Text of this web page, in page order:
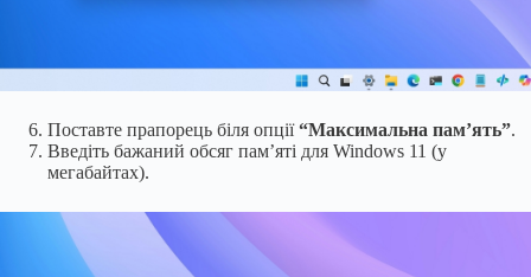
Поставте прапорець біля опції“Максимальна пам’ять”.
Введіть бажаний обсяг пам’яті для Windows 11 (у
мегабайтах).